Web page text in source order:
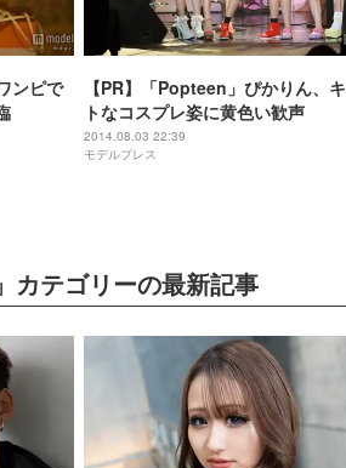
ンピで
【PR】「Popteen」ぴかりん、
トなコスプレ姿に黄色い歓声
2014.08.03 22:39
モデルプレス
カテゴリーの最新記事